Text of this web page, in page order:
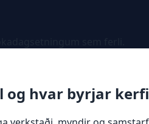
og hvar byrjar